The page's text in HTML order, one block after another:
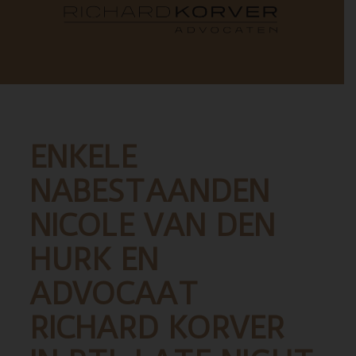
ENKELE
NABESTAANDEN
NICOLE VAN DEN
HURK EN
ADVOCAAT
RICHARD KORVER